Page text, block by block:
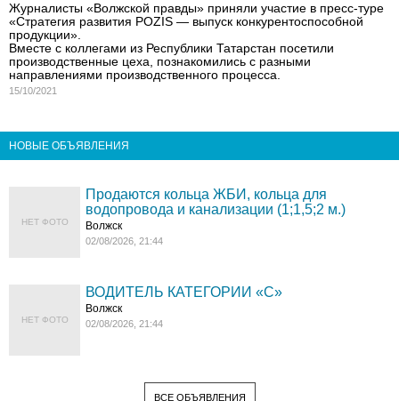
Журналисты «Волжской правды» приняли участие в пресс-туре
«Стратегия развития POZIS — выпуск конкурентоспособной
продукции».
Вместе с коллегами из Республики Татарстан посетили
производственные цеха, познакомились с разными
направлениями производственного процесса.
15/10/2021
НОВЫЕ ОБЪЯВЛЕНИЯ
НЕТ ФОТО
Продаются кольца ЖБИ, кольца для
водопровода и канализации (1;1,5;2 м.)
Волжск
02/08/2026, 21:44
НЕТ ФОТО
ВОДИТЕЛЬ КАТЕГОРИИ «C»
Волжск
02/08/2026, 21:44
ВСЕ ОБЪЯВЛЕНИЯ